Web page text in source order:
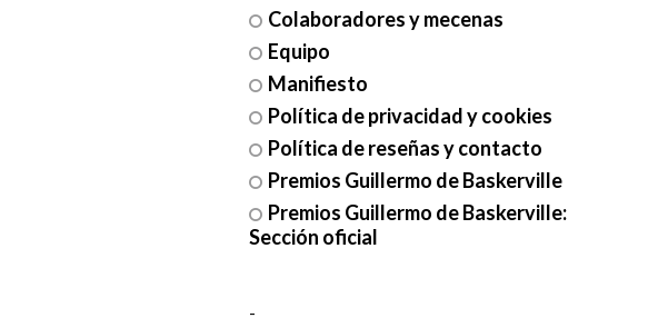
Colaboradores y mecenas
Equipo
Manifiesto
Política de privacidad y cookies
Política de reseñas y contacto
Premios Guillermo de Baskerville
Premios Guillermo de Baskerville:
Sección oficial
-